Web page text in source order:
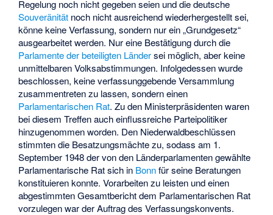
Regelung noch nicht gegeben seien und die deutsche
Souveränität noch nicht ausreichend wiederhergestellt sei,
könne keine Verfassung, sondern nur ein „Grundgesetz“
ausgearbeitet werden. Nur eine Bestätigung durch die
Parlamente der beteiligten Ländersei möglich, aber keine
unmittelbaren Volksabstimmungen. Infolgedessen wurde
beschlossen, keine verfassunggebende Versammlung
zusammentreten zu lassen, sondern einen
Parlamentarischen Rat. Zu den Ministerpräsidenten waren
bei diesem Treffen auch einflussreiche Parteipolitiker
hinzugenommen worden. Den Niederwaldbeschlüssen
stimmten die Besatzungsmächte zu, sodass am 1.
September 1948 der von den Länderparlamenten gewählte
Parlamentarische Rat sich in Bonnfür seine Beratungen
konstituieren konnte. Vorarbeiten zu leisten und einen
abgestimmten Gesamtbericht dem Parlamentarischen Rat
vorzulegen war der Auftrag des Verfassungskonvents.